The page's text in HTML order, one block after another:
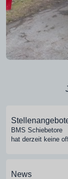
BMS Schiebetore
hat derzeit keine
News